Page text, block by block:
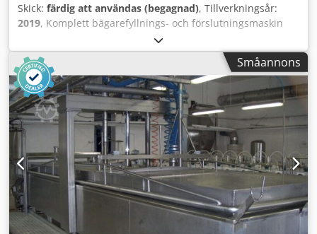
Skick: färdig att användas (begagnad), Tillverkningsår:
2019, Komplett bägarefyllnings- och förslutningsmaskin
(tillverkningsår 2019) med inkjet-märkning,
transportbandsförlängning och doseringsbalk (inklusive
perlatorinsats, tillverkningsår 2020), använd inom
ostindustrin. Fyllningstemperatur: kallfyllning. Rundbägare
plast-/plastkrukor/plasthink 2: Diameter 175 mm x höjd
131 mm / diameter 104 mm x höjd 55 mm eller 65 mm /
diameter 227 mm x höjd 194 mm. Mått (L/B/H) och vikt
utan utmatningsband och elskåp: 2200 mm / 2200 mm /
3200 mm och ca 3500 kg. Cedor Dd H Sjpfx Af Reha
Småannons